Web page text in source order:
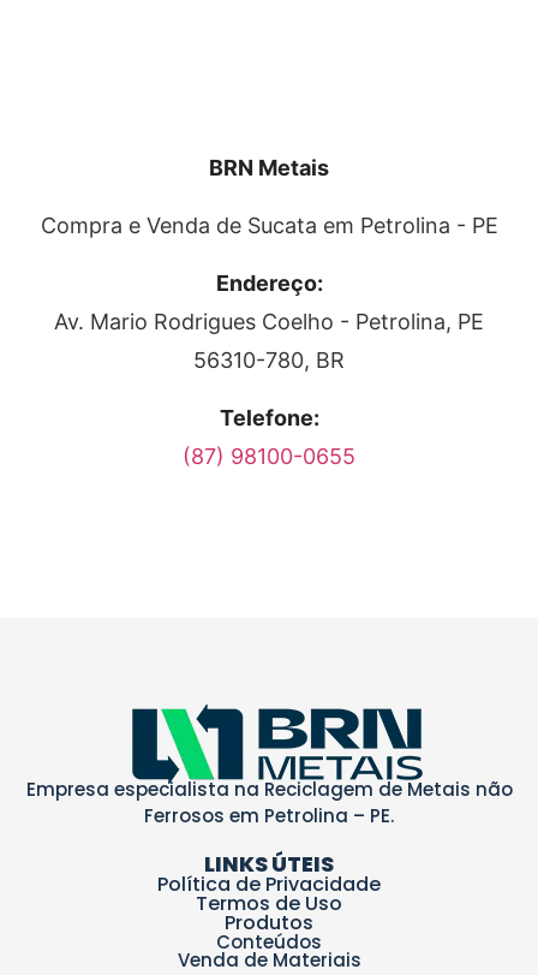
BRN Metais
Compra e Venda de Sucata em Petrolina - PE
Endereço:
Av. Mario Rodrigues Coelho - Petrolina, PE
56310-780, BR
Telefone:
(87) 98100-0655
Empresa especialista na Reciclagem de Metais não
Ferrosos em Petrolina – PE.
LINKS ÚTEIS
Política de Privacidade
Termos de Uso
Produtos
Conteúdos
Venda de Materiais